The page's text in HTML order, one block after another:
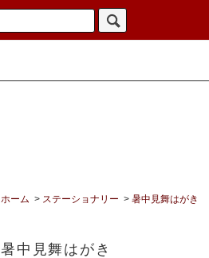
ホーム > ステーショナリー > 暑中見舞はがき
暑中見舞はがき